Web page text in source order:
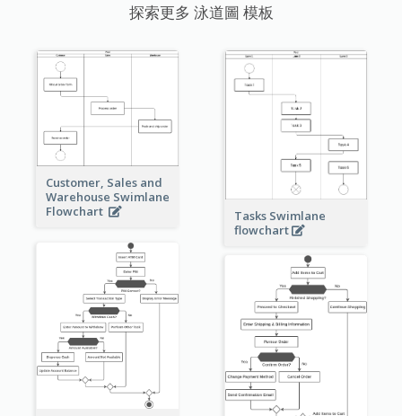
探索更多 泳道圖 模板
Customer, Sales and
Warehouse Swimlane
Flowchart
Tasks Swimlane
flowchart